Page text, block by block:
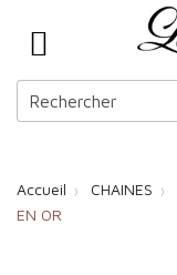
Accueil CHAINES
EN OR